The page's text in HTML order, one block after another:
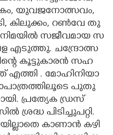
​യു​വ​ജ​നോ​ത്സ​വം,​
​കി​ലു​ക്കം,​ ​റ​ൺ​വേ​ ​തു​
​സ​ജീ​വ​മാ​യ​ ​സ​
​എ​ടു​ത്തു.​ ​ചന്ദ്രോത്സ​
​കൂ​ട്ടു​കാ​ര​ൻ​ ​സ​ഹ​
​എ​ത്തി​ .​ ​മോ​ഹി​നി​യാ​
​പു​തു​
​പ്ര​ത്യേ​ക​ ​ഡ്ര​സ്
​പി​ടി​ച്ചു​പ​റ്റി.​
​കാ​ണാ​ൻ​ ​ക​ഴി​